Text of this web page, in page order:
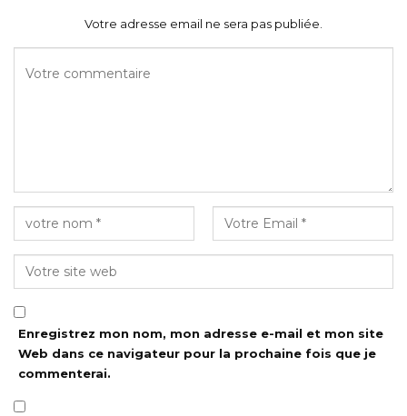
Votre adresse email ne sera pas publiée.
Enregistrez mon nom, mon adresse e-mail et mon site
Web dans ce navigateur pour la prochaine fois que je
commenterai.